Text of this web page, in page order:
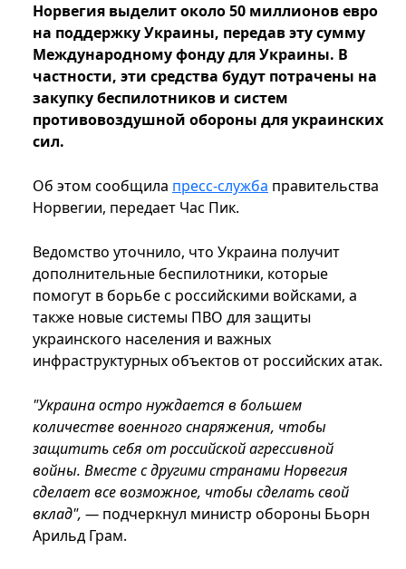
Норвегия выделит около 50 миллионов евро
на поддержку Украины, передав эту сумму
Международному фонду для Украины. В
частности, эти средства будут потрачены на
закупку беспилотников и систем
противовоздушной обороны для украинских
сил.
Об этом сообщила пресс-служба правительства
Норвегии, передает Час Пик.
Ведомство уточнило, что Украина получит
дополнительные беспилотники, которые
помогут в борьбе с российскими войсками, а
также новые системы ПВО для защиты
украинского населения и важных
инфраструктурных объектов от российских атак.
"Украина остро нуждается в большем
количестве военного снаряжения, чтобы
защитить себя от российской агрессивной
войны. Вместе с другими странами Норвегия
сделает все возможное, чтобы сделать свой
вклад", — подчеркнул министр обороны Бьорн
Арильд Грам.